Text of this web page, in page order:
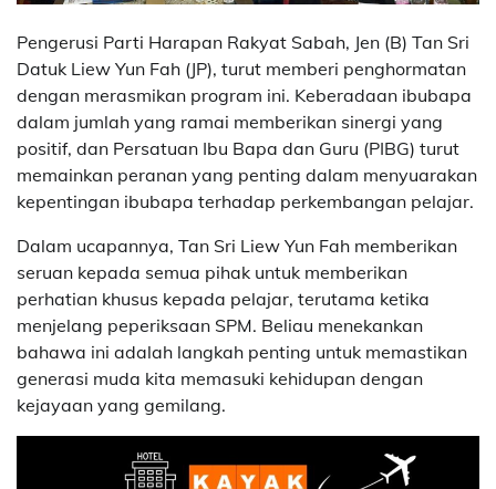
Pengerusi Parti Harapan Rakyat Sabah, Jen (B) Tan Sri
Datuk Liew Yun Fah (JP), turut memberi penghormatan
dengan merasmikan program ini. Keberadaan ibubapa
dalam jumlah yang ramai memberikan sinergi yang
positif, dan Persatuan Ibu Bapa dan Guru (PIBG) turut
memainkan peranan yang penting dalam menyuarakan
kepentingan ibubapa terhadap perkembangan pelajar.
Dalam ucapannya, Tan Sri Liew Yun Fah memberikan
seruan kepada semua pihak untuk memberikan
perhatian khusus kepada pelajar, terutama ketika
menjelang peperiksaan SPM. Beliau menekankan
bahawa ini adalah langkah penting untuk memastikan
generasi muda kita memasuki kehidupan dengan
kejayaan yang gemilang.